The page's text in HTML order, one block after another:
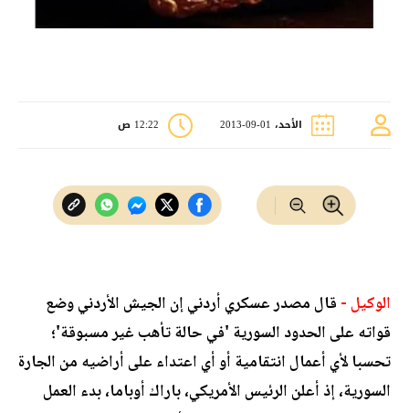
الأحد، 01-09-2013 12:22 ص
الوكيل - قال مصدر عسكري أردني إن الجيش الأردني وضع
قواته على الحدود السورية 'في حالة تأهب غير مسبوقة'؛
تحسبا لأي أعمال انتقامية أو أي اعتداء على أراضيه من الجارة
السورية، إذ أعلن الرئيس الأمريكي، باراك أوباما، بدء العمل